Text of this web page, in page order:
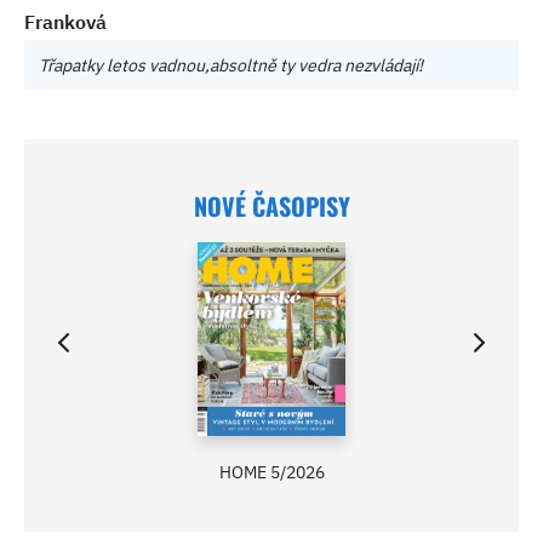
Franková
Třapatky letos vadnou,absoltně ty vedra nezvládají!
NOVÉ ČASOPISY
HOME 5/2026